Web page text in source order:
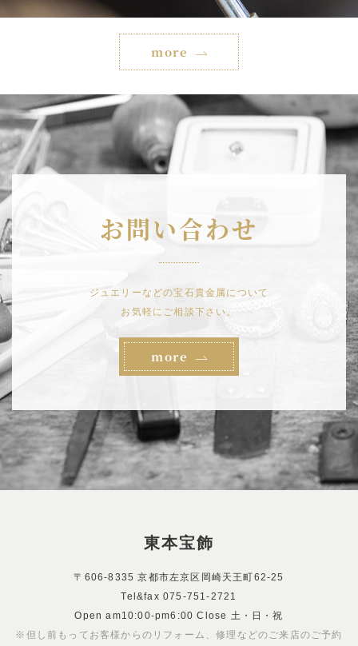
more
お問い合わせ
ジュエリーなどの宝石貴金属について
お気軽にご相談下さい。
more
東本宝飾
〒606-8335 京都市左京区岡崎天王町62-25
Tel&fax075-751-2721
Open am10:00-pm6:00 Close 土・日・祝
※但し前もってお客様からのリフォーム、修理などのご来店のご予約